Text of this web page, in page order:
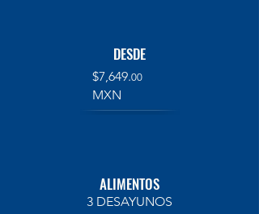
DESDE
$7,649.00
MXN
ALIMENTOS
3 DESAYUNOS